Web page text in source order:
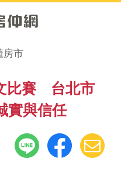
房市
比賽 台北市
實與信任